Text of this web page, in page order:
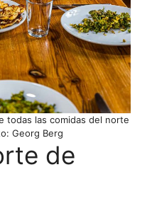
todas las comidas del norte
Georg Berg
de